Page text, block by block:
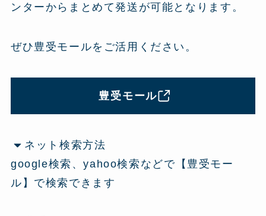
ンターからまとめて発送が可能となります。
ぜひ豊受モールをご活用ください。
豊受モール
ネット検索方法
google検索、yahoo検索などで【豊受モー
ル】で検索できます